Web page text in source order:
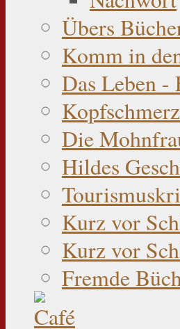
Übers
Komm in
Das Leben -
Die
Hildes
Kurz vor
Kurz vor
Fremde